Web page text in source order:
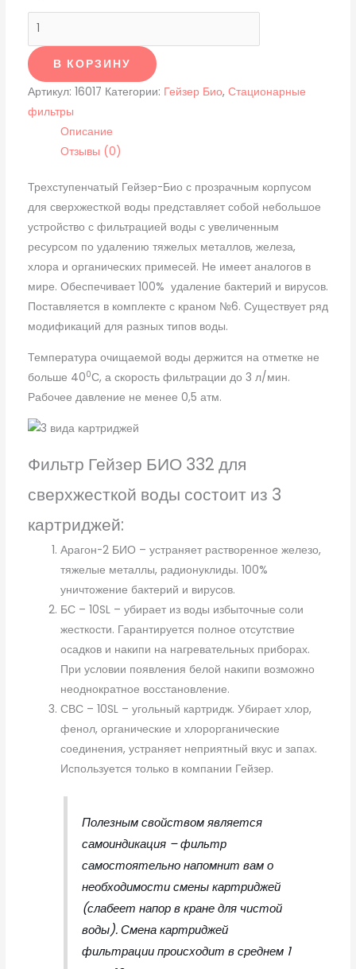
В КОРЗИНУ
Артикул: 16017 Категории: Гейзер Био, Стационарные
фильтры
Описание
Отзывы (0)
Трехступенчатый Гейзер-Био с прозрачным корпусом
для сверхжесткой воды представляет собой небольшое
устройство с фильтрацией воды с увеличенным
ресурсом по удалению тяжелых металлов, железа,
хлора и органических примесей. Не имеет аналогов в
мире. Обеспечивает 100% удаление бактерий и вирусов.
Поставляется в комплекте с краном №6. Существует ряд
модификаций для разных типов воды.
Температура очищаемой воды держится на отметке не
больше 400С, а скорость фильтрации до 3 л/мин.
Рабочее давление не менее 0,5 атм.
Фильтр Гейзер БИО 332 для
сверхжесткой воды состоит из 3
картриджей:
Арагон-2 БИО – устраняет растворенное железо,
тяжелые металлы, радионуклиды. 100%
уничтожение бактерий и вирусов.
БС – 10SL – убирает из воды избыточные соли
жесткости. Гарантируется полное отсутствие
осадков и накипи на нагревательных приборах.
При условии появления белой накипи возможно
неоднократное восстановление.
СВС – 10SL – угольный картридж. Убирает хлор,
фенол, органические и хлорорганические
соединения, устраняет неприятный вкус и запах.
Используется только в компании Гейзер.
Полезным свойством является
самоиндикация – фильтр
самостоятельно напомнит вам о
необходимости смены картриджей
(слабеет напор в кране для чистой
воды). Смена картриджей
фильтрации происходит в среднем 1